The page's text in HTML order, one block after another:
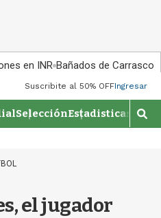
en INR Bañados de Carrasco
Suscribite al 50% OFFIngresar
SelecciónEstadisticas
M
o
el jugador